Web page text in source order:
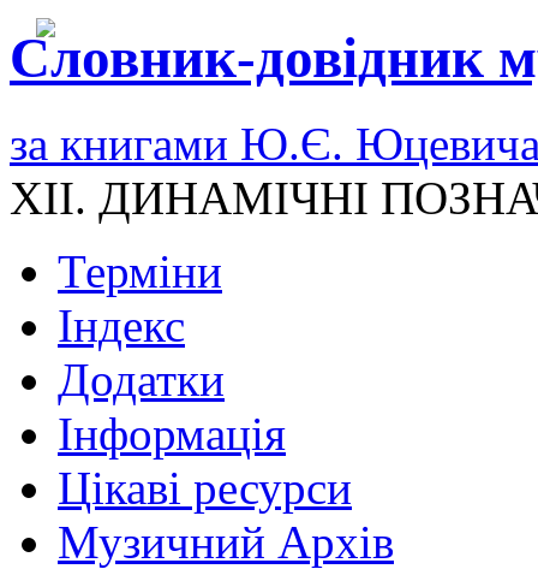
Словник-довідник
за книгами Ю.Є.
XII. ДИНАМІЧНІ
Терміни
Індекс
Додатки
Інформація
Цікаві ресурси
Музичний Архів